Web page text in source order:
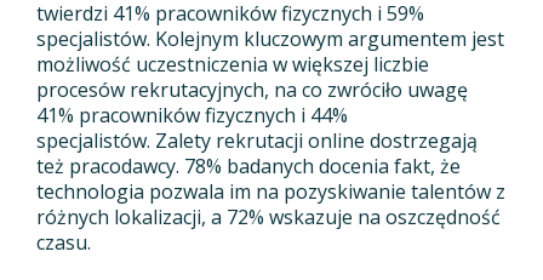
twierdzi 41% pracowników fizycznych i 59%
specjalistów. Kolejnym kluczowym argumentem jest
możliwość uczestniczenia w większej liczbie
procesów rekrutacyjnych, na co zwróciło uwagę
41% pracowników fizycznych i 44%
specjalistów. Zalety rekrutacji online dostrzegają
też pracodawcy. 78% badanych docenia fakt, że
technologia pozwala im na pozyskiwanie talentów z
różnych lokalizacji, a 72% wskazuje na oszczędność
czasu.